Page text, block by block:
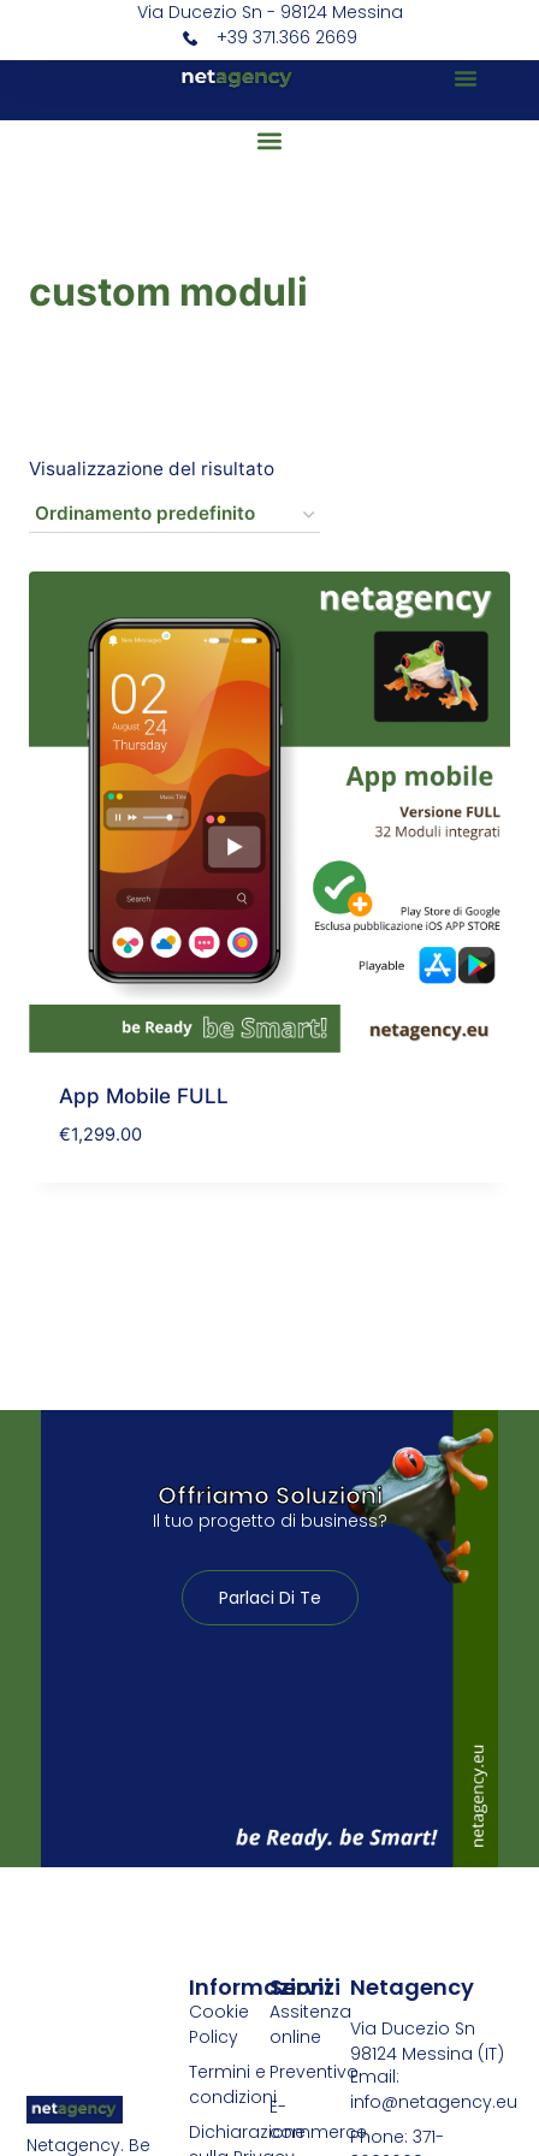
Via Ducezio Sn - 98124 Messina
+39 371.366 2669
custom moduli
Visualizzazione del risultato
App Mobile FULL
€1,299.00
Offriamo Soluzioni
Il tuo progetto di business?
Parlaci Di Te
Netagency. Be
Servizi
Assitenza
online
Preventivo
E-
commerce
Informazioni
Cookie
Policy
Termini e
condizioni
Dichiarazione
Netagency
Via Ducezio Sn
98124 Messina (IT)
Email:
info@netagency.eu
Phone: 371-